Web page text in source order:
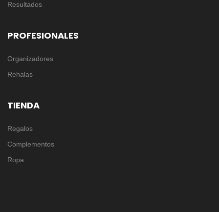
Resultados
PROFESIONALES
Organizadores
Rehalas
TIENDA
Regalos
Complementos
Ropa